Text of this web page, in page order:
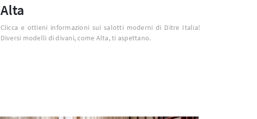
Alta
Clicca e ottieni informazioni sui salotti moderni di Ditre Italia!
Diversi modelli di divani, come Alta, ti aspettano.